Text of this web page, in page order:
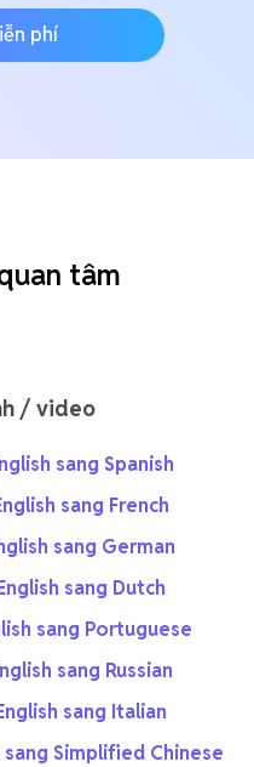
phí
tâm
/ video
sang Spanish
sang French
sang German
sang Dutch
sang Portuguese
sang Russian
sang Italian
Simplified Chinese